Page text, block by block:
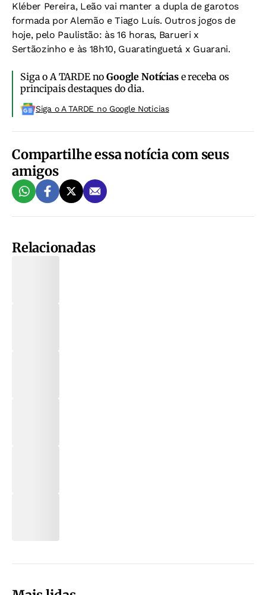
Kléber Pereira, Leão vai manter a dupla de garotos
formada por Alemão e Tiago Luís. Outros jogos de
hoje, pelo Paulistão: às 16 horas, Barueri x
Sertãozinho e às 18h10, Guaratinguetá x Guarani.
Siga o A TARDE noGoogle Notíciase receba os
principais destaques do dia.
Siga o A TARDE no Google Noticias
Compartilhe essa notícia com seus
amigos
Relacionadas